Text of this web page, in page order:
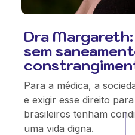
Dra
sem
Para a médica, a
e exigir esse direito
brasileiros tenham
uma vida digna.